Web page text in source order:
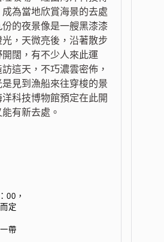
為當地欣賞海景的去處
的夜景像是一艘黑漆漆
，天微亮後，沿著散步
闊，有不少人來此運
這天，不巧濃雲密佈，
見到漁船來往穿梭的景
科技博物館預定在此開
有新去處。
00，
定
帶